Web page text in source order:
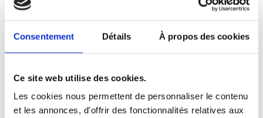
Consentement Détails À propos des cookies
Ce site web utilise des cookies.
Les cookies nous permettent de personnaliser le contenu
et les annonces, d'offrir des fonctionnalités relatives aux
mettant l’accent sur l’expérience utilisateur, assurant une
interface intuitive et une interaction fluide, pour que chaque
projet réponde parfaitement aux besoins et attentes de